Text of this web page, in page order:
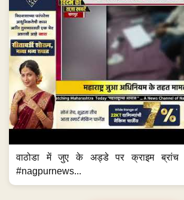
वाठोडा में जुए के अड्डे पर क्राइम ब्रांच
#nagpurnews...